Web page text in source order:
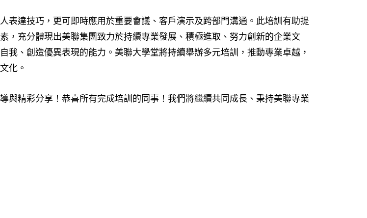
表達技巧，更可即時應用於重要會議、客戶演示及跨部門溝通。此培訓有助提
，充分體現出美聯集團致力於持續專業發展、積極進取、努力創新的企業文
我、創造優異表現的能力。美聯大學堂將持續舉辦多元培訓，推動專業卓越，
化。
與精彩分享！恭喜所有完成培訓的同事！我們將繼續共同成長、秉持美聯專業